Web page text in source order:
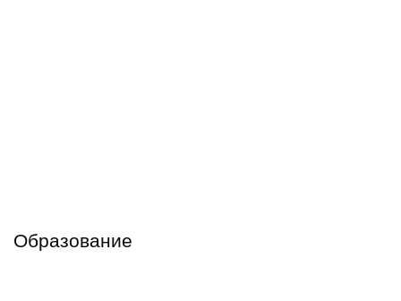
Образование